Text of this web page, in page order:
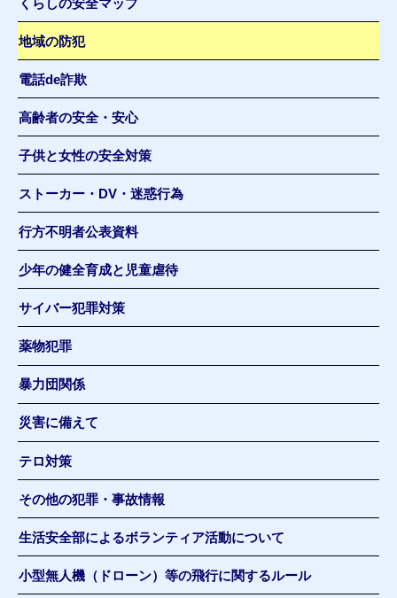
くらしの安全マップ
地域の防犯
電話de詐欺
高齢者の安全・安心
子供と女性の安全対策
ストーカー・DV・迷惑行為
行方不明者公表資料
少年の健全育成と児童虐待
サイバー犯罪対策
薬物犯罪
暴力団関係
災害に備えて
テロ対策
その他の犯罪・事故情報
生活安全部によるボランティア活動について
小型無人機（ドローン）等の飛行に関するルール